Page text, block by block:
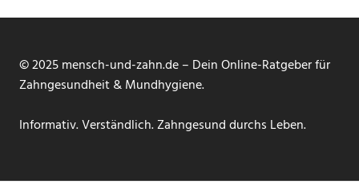
© 2025 mensch-und-zahn.de – Dein Online-Ratgeber für
Zahngesundheit & Mundhygiene.
Informativ. Verständlich. Zahngesund durchs Leben.